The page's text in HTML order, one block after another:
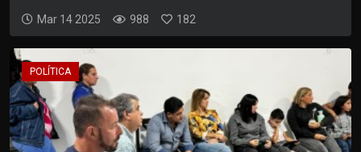
Mar 14 2025 988 182
POLÍTICA